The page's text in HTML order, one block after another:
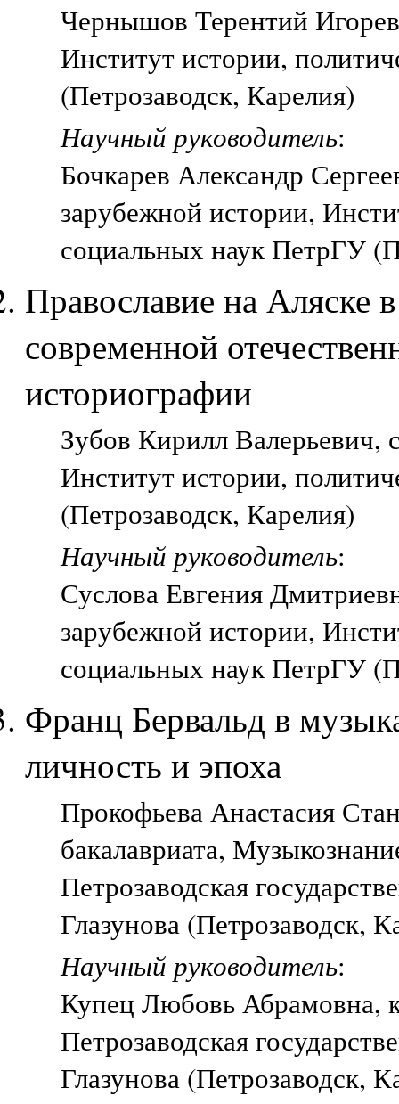
Чернышов Терентий
Институт истории,
(Петрозаводск, Карелия)
Научный руководитель:
Бочкарев Александр
зарубежной истории,
социальных наук ПетрГУ
Православие на Аляске
современной
историографии
Зубов Кирилл Валерьевич,
Институт истории,
(Петрозаводск, Карелия)
Научный руководитель:
Суслова Евгения
зарубежной истории,
социальных наук ПетрГУ
Франц Бервальд в
личность и эпоха
Прокофьева Анастасия
бакалавриата,
Петрозаводская
Глазунова (Петрозаводск,
Научный руководитель:
Купец Любовь Абрамовна,
Петрозаводская
Глазунова (Петрозаводск,